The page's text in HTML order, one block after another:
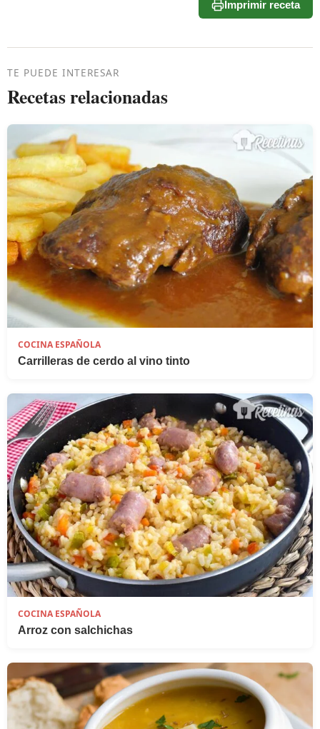
Imprimir receta
TE PUEDE INTERESAR
Recetas relacionadas
COCINA ESPAÑOLA
Carrilleras de cerdo al vino tinto
COCINA ESPAÑOLA
Arroz con salchichas